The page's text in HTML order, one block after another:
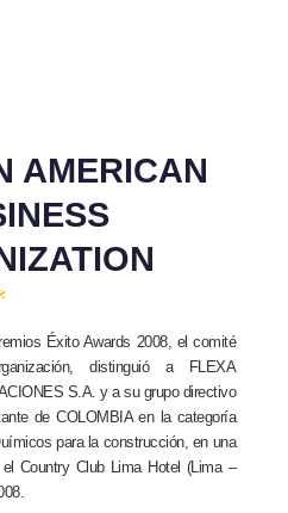
AMERICAN
Éxito Awards 2008, el comité
distinguió a FLEXA
S.A. y a su grupo directivo
de COLOMBIA en la categoría
para la construcción, en una
Country Club Lima Hotel (Lima –